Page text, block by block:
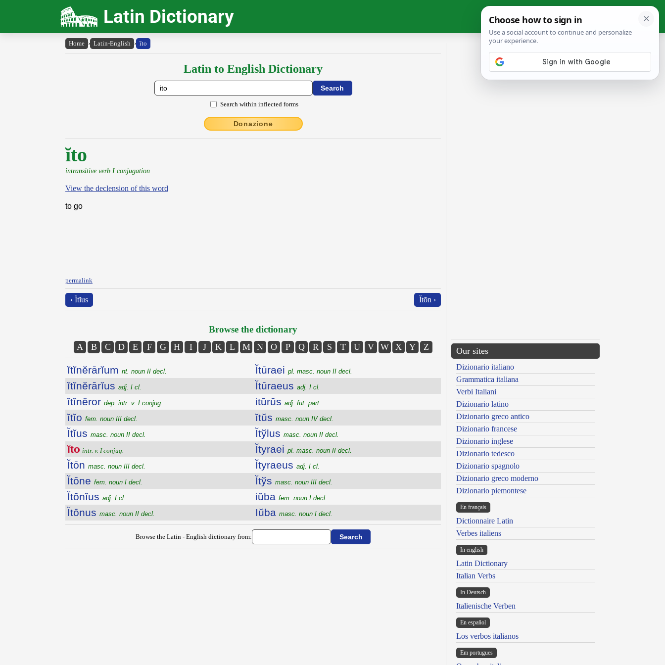
Latin Dictionary
Home › Latin-English › ĭto
Latin to English Dictionary
Search within inflected forms
Donazione
ĭto
intransitive verb I conjugation
View the declension of this word
to go
permalink
‹ Ĭtĭus Ĭtōn ›
Browse the dictionary
A B C D E F G H I J K L M N O P Q R S T U V W X Y Z
ĭtĭnĕrārĭum nt. noun II decl.
ĭtĭnĕrārĭus adj. I cl.
ĭtĭnĕror dep. intr. v. I conjug.
ĭtĭo fem. noun III decl.
Ĭtĭus masc. noun II decl.
ĭto intr. v. I conjug.
Ĭtōn masc. noun III decl.
Ĭtōne fem. noun I decl.
Ĭtōnĭus adj. I cl.
Ĭtōnus masc. noun II decl.
Ĭtūraei pl. masc. noun II decl.
Ĭtūraeus adj. I cl.
itūrūs adj. fut. part.
ĭtŭs masc. noun IV decl.
Ĭtўlus masc. noun II decl.
Ĭtyraei pl. masc. noun II decl.
Ĭtyraeus adj. I cl.
Ĭtўs masc. noun III decl.
iŭba fem. noun I decl.
Iŭba masc. noun I decl.
Browse the Latin - English dictionary from:
Our sites
Dizionario italiano
Grammatica italiana
Verbi Italiani
Dizionario latino
Dizionario greco antico
Dizionario francese
Dizionario inglese
Dizionario tedesco
Dizionario spagnolo
Dizionario greco moderno
Dizionario piemontese
En français
Dictionnaire Latin
Verbes italiens
In english
Latin Dictionary
Italian Verbs
In Deutsch
Italienische Verben
En español
Los verbos italianos
Em portugues